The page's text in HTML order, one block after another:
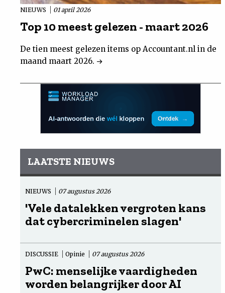
NIEUWS 01 april 2026
Top 10 meest gelezen - maart 2026
De tien meest gelezen items op Accountant.nl in de
maand maart 2026.
LAATSTE NIEUWS
NIEUWS 07 augustus 2026
'Vele datalekken vergroten kans
dat cybercriminelen slagen'
DISCUSSIE Opinie 07 augustus 2026
PwC: menselijke vaardigheden
worden belangrijker door AI